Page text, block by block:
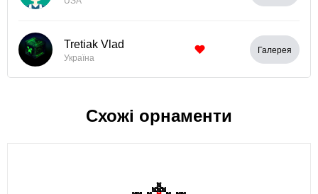
Tretiak Vlad
Україна
Галерея
Схожі орнаменти